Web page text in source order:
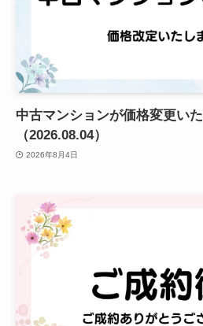
中古マンションが価格変更いた
（2026.08.04）
2026年8月4日